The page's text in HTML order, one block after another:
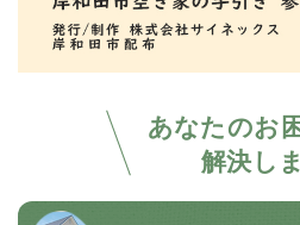
あなたのお
解決し